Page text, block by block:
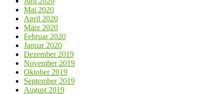
Mai 2020
April 2020
März 2020
Februar 2020
Januar 2020
Dezember 2019
November 2019
Oktober 2019
September 2019
August 2019